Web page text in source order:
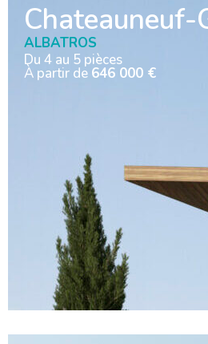
Chateauneuf-
ALBATROS
Du 4 au 5 pièces
À partir de 646 000 €